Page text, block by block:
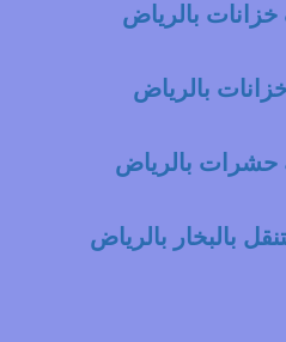
بالرياض
بالرياض
بالرياض
بالبخار بالرياض